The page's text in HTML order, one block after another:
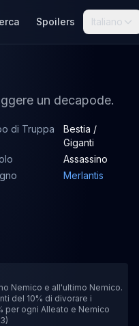
Spoilers Italiano
un decapode.
di Truppa
Bestia /
Giganti
Assassino
Merlantis
Nemico e all'ultimo Nemico.
del 10% di divorare i
per ogni Alleato e Nemico